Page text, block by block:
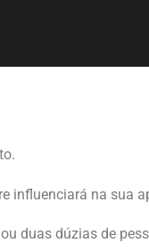
influenciará na sua
duas dúzias de